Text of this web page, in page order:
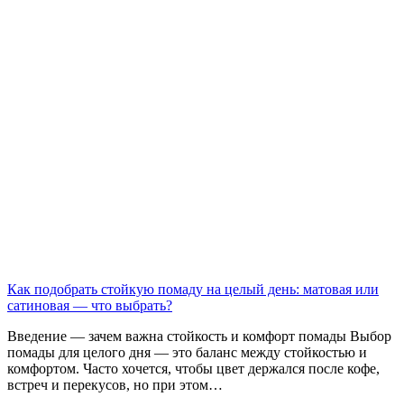
Как подобрать стойкую помаду на целый день: матовая или
сатиновая — что выбрать?
Введение — зачем важна стойкость и комфорт помады Выбор
помады для целого дня — это баланс между стойкостью и
комфортом. Часто хочется, чтобы цвет держался после кофе,
встреч и перекусов, но при этом…